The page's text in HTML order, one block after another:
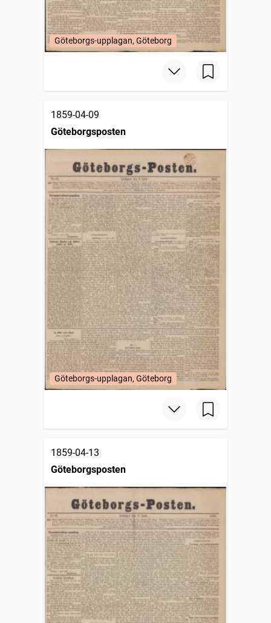
Göteborgs-upplagan, Göteborg
1859-04-09
Göteborgsposten
Göteborgs-upplagan, Göteborg
1859-04-13
Göteborgsposten